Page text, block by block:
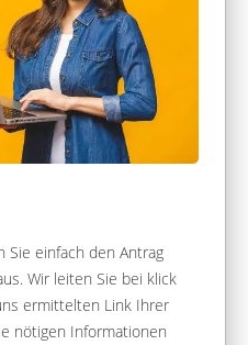
Sie einfach den Antrag
Wir leiten Sie bei klick
ermittelten Link Ihrer
nötigen Informationen